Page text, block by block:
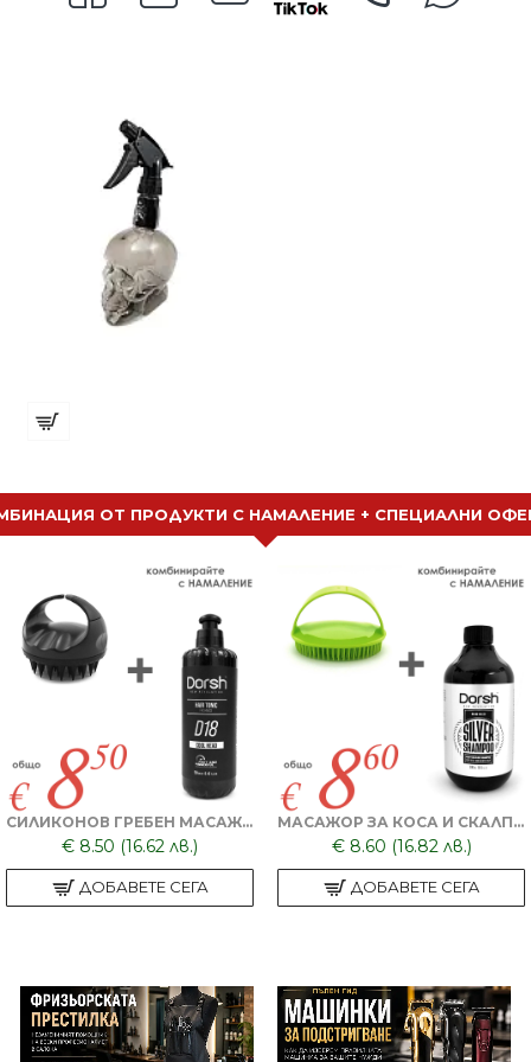
ОТ ПРОДУКТИ С НАМАЛЕНИЕ + СПЕЦИАЛНИ
СИЛИКОНОВ ГРЕБЕН МАСАЖОР + ТОНИК ЗА КОСА DORSH
€ 8.50 (16.62 лв.)
ДОБАВЕТЕ СЕГА
МАСАЖОР ЗА КОСА И СКАЛП + DORSH SILVER - ШАМПОАН ПРОТИВ ОРАНЖЕВО ЛИЛАВО 500 МЛ
€ 8.60 (16.82 лв.)
ДОБАВЕТЕ СЕГА